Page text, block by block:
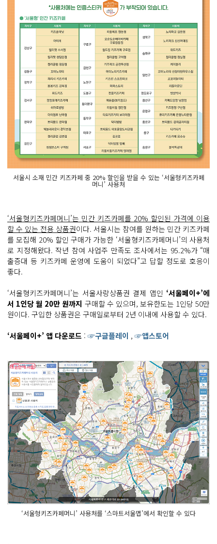
서울시 소재 민간 키즈카페 중 20% 할인을 받을 수 있는 ‘서울형키즈카페
머니’ 사용처
‘서울형키즈카페머니’는 민간 키즈카페를 20% 할인된 가격에 이용
할 수 있는 전용 상품권이다. 서울시는 참여를 원하는 민간 키즈카페
를 모집해 20% 할인 구매가 가능한 ‘서울형키즈카페머니’의 사용처
로 지정해왔다. 작년 참여 사업주 만족도 조사에서는 95.2%가 “매
출증대 등 키즈카페 운영에 도움이 되었다”고 답할 정도로 호응이
좋다.
‘서울형키즈카페머니’는 서울사랑상품권 결제 앱인 ‘서울페이+’에
서 1인당 월 20만 원까지 구매할 수 있으며, 보유한도는 1인당 50만
원이다. 구입한 상품권은 구매일로부터 2년 이내에 사용할 수 있다.
‘서울페이+’ 앱 다운로드 : ☞구글플레이 , ☞앱스토어
‘서울형키즈카페머니’ 사용처를 ‘스마트서울맵’에서 확인할 수 있다